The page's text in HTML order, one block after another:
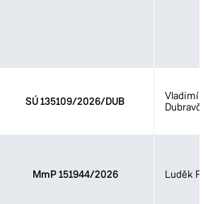
SÚ 135109/2026/DUB
MmP 151944/2026 Luděk